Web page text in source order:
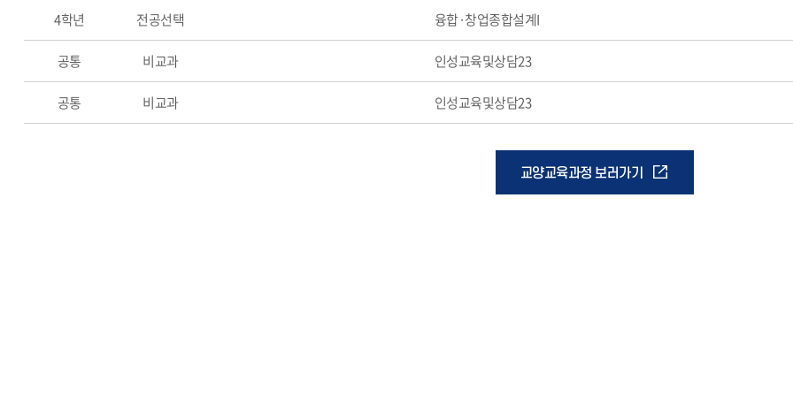
4학년 전공선택 융합·창업종합설계I
공통 비교과 인성교육및상담23
공통 비교과 인성교육및상담23
교양교육과정 보러가기